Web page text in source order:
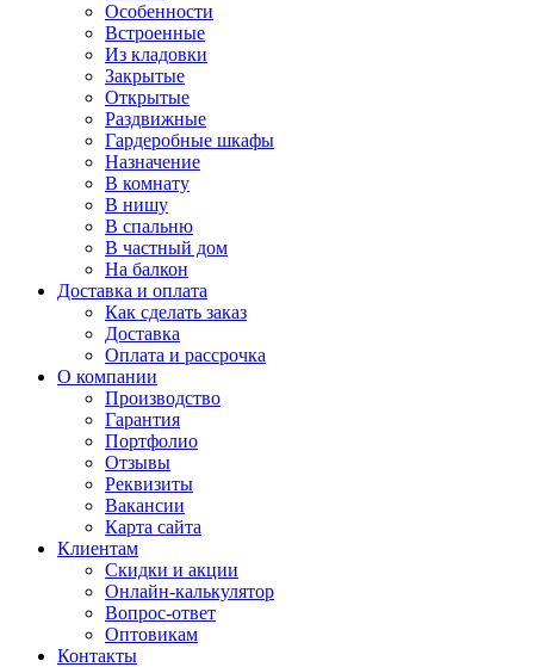
Особенности
Встроенные
Из кладовки
Закрытые
Открытые
Раздвижные
Гардеробные шкафы
Назначение
В комнату
В нишу
В спальню
В частный дом
На балкон
Доставка и оплата
Как сделать заказ
Доставка
Оплата и рассрочка
О компании
Производство
Гарантия
Портфолио
Отзывы
Реквизиты
Вакансии
Карта сайта
Клиентам
Скидки и акции
Онлайн-калькулятор
Вопрос-ответ
Оптовикам
Контакты